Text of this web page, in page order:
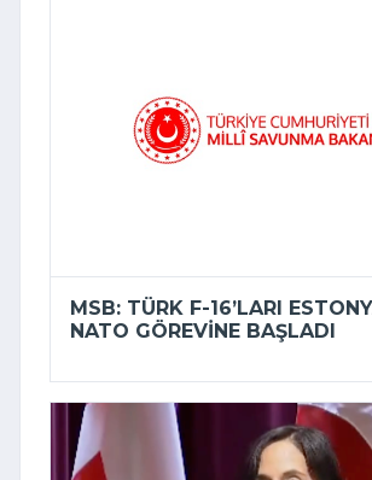
MSB: TÜRK F-16’LARI
NATO GÖREVINE BAŞLADI